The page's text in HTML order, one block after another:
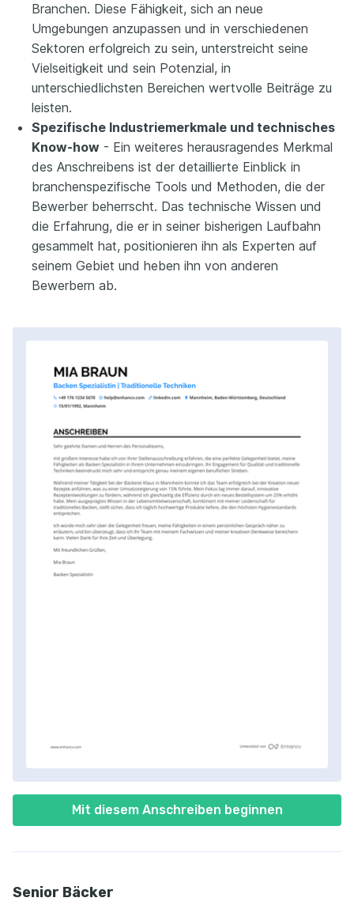
Mit diesem Anschreiben beginnen
Branchen. Diese Fähigkeit, sich an neue
Umgebungen anzupassen und in verschiedenen
Sektoren erfolgreich zu sein, unterstreicht seine
Vielseitigkeit und sein Potenzial, in
unterschiedlichsten Bereichen wertvolle Beiträge zu
leisten.
Spezifische Industriemerkmale und technisches
Know-how - Ein weiteres herausragendes Merkmal
des Anschreibens ist der detaillierte Einblick in
branchenspezifische Tools und Methoden, die der
Bewerber beherrscht. Das technische Wissen und
die Erfahrung, die er in seiner bisherigen Laufbahn
gesammelt hat, positionieren ihn als Experten auf
seinem Gebiet und heben ihn von anderen
Bewerbern ab.
Senior Bäcker